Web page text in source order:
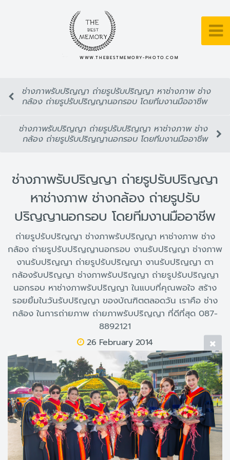
WWW.THEBESTMEMORY-PHOTO.COM
ช่างภาพรับปริญญา ถ่ายรูปรับปริญญา หาช่างภาพ ช่าง
กล้อง ถ่ายรูปรับปริญญานอกรอบ โดยทีมงานมืออาชีพ
ช่างภาพรับปริญญา ถ่ายรูปรับปริญญา หาช่างภาพ ช่าง
กล้อง ถ่ายรูปรับปริญญานอกรอบ โดยทีมงานมืออาชีพ
ช่างภาพรับปริญญา ถ่ายรูปรับปริญญา
หาช่างภาพ ช่างกล้อง ถ่ายรูปรับ
ปริญญานอกรอบ โดยทีมงานมืออาชีพ
ถ่ายรูปรับปริญญา ช่างภาพรับปริญญา หาช่างภาพ ช่าง
กล้อง ถ่ายรูปรับปริญญานอกรอบ งานรับปริญญา ช่างภาพ
งานรับปริญญา ถ่ายรูปรับปริญญา งานรับปริญญา ตา
กล้องรับปริญญา ช่างภาพรับปริญญา ถ่ายรูปรับปริญญา
นอกรอบ หาช่างภาพรับปริญญา ในแบบที่คุณพอใจ สร้าง
รอยยิ้มในวันรับปริญญา ของบัณฑิตตลอดวัน เราคือ ช่าง
กล้อง ในการถ่ายภาพ ถ่ายภาพรับปริญญา ที่ดีที่สุด 087-
8892121
26 February 2014